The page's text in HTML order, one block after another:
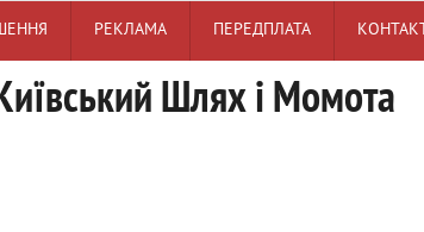
РЕКЛАМА ПЕРЕДПЛАТА
Шлях і Момота